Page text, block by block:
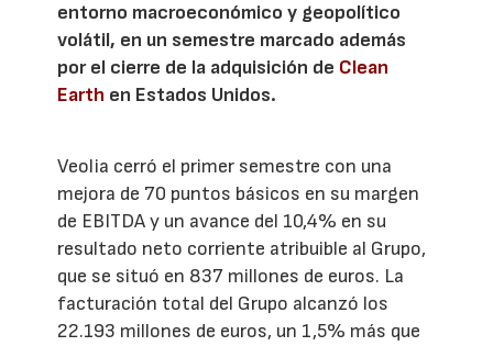
entorno macroeconómico y geopolítico
volátil, en un semestre marcado además
por el cierre de la adquisición de Clean
Earth en Estados Unidos.
Veolia cerró el primer semestre con una
mejora de 70 puntos básicos en su margen
de EBITDA y un avance del 10,4% en su
resultado neto corriente atribuible al Grupo,
que se situó en 837 millones de euros. La
facturación total del Grupo alcanzó los
22.193 millones de euros, un 1,5% más que